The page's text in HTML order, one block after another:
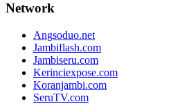
Network
Angsoduo.net
Jambiflash.com
Jambiseru.com
Kerinciexpose.com
Koranjambi.com
SeruTV.com